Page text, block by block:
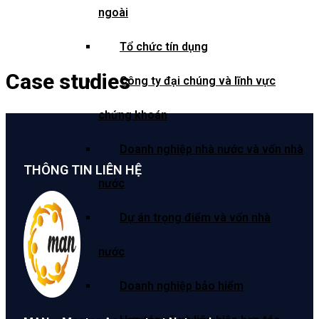
ngoài
Tổ chức tín dụng
Công ty đại chúng và lĩnh vực
chứng khoán
Doanh nghiệp nhà nước và vốn nhà
nước
Dự án trọng điểm và vốn nhà
nước
Doanh nghiệp bảo hiểm
Case studies
THÔNG TIN LIÊN HỆ